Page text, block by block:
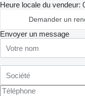
Heure locale du vendeur:
Demander un
Envoyer un message